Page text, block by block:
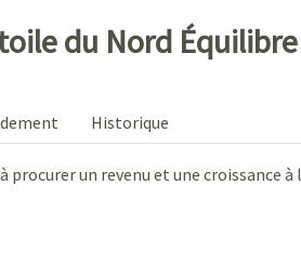
du Nord
Historique
procurer un revenu et une croissance